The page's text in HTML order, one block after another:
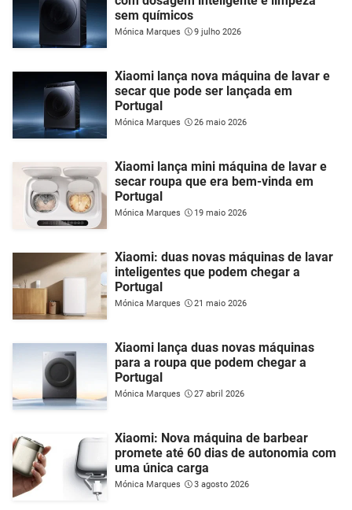
sem químicos
Mónica Marques 9 julho 2026
Xiaomi lança nova máquina de lavar e
secar que pode ser lançada em
Portugal
Mónica Marques 26 maio 2026
Xiaomi lança mini máquina de lavar e
secar roupa que era bem-vinda em
Portugal
Mónica Marques 19 maio 2026
Xiaomi: duas novas máquinas de lavar
inteligentes que podem chegar a
Portugal
Mónica Marques 21 maio 2026
Xiaomi lança duas novas máquinas
para a roupa que podem chegar a
Portugal
Mónica Marques 27 abril 2026
Xiaomi: Nova máquina de barbear
promete até 60 dias de autonomia com
uma única carga
Mónica Marques 3 agosto 2026